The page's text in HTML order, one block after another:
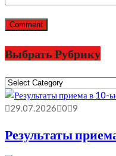
Выбрать Рубрику
Выбрать
Рубрику
29.07.2026 0 9
Результаты